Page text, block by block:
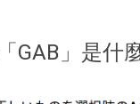
GAB」是什